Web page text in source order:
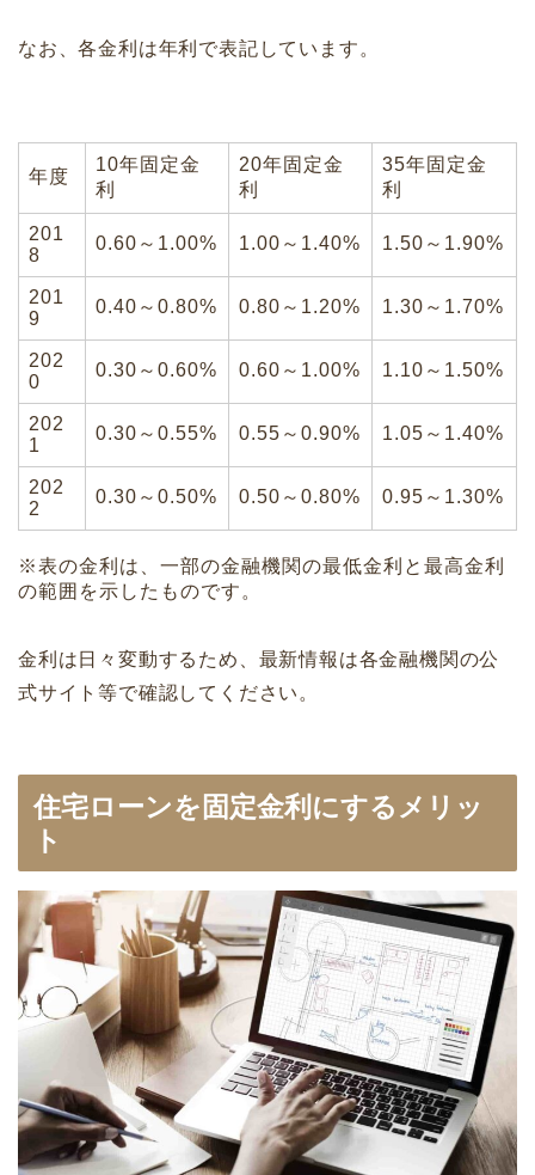
なお、各金利は年利で表記しています。
年度
10年固定金
利
20年固定金
利
35年固定金
利
201
8
0.60～1.00% 1.00～1.40% 1.50～1.90%
201
9
0.40～0.80% 0.80～1.20% 1.30～1.70%
202
0
0.30～0.60% 0.60～1.00% 1.10～1.50%
202
1
0.30～0.55% 0.55～0.90% 1.05～1.40%
202
2
0.30～0.50% 0.50～0.80% 0.95～1.30%
※表の金利は、一部の金融機関の最低金利と最高金利
の範囲を示したものです。
金利は日々変動するため、最新情報は各金融機関の公
式サイト等で確認してください。
住宅ローンを固定金利にするメリッ
ト